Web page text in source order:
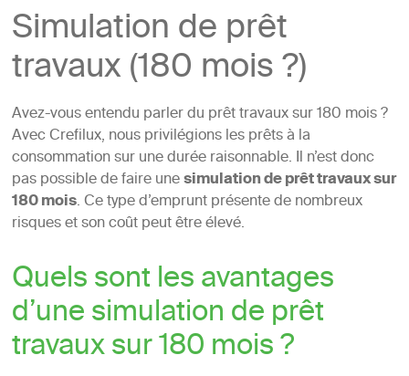
Simulation de prêt
travaux (180 mois ?)
Avez-vous entendu parler du prêt travaux sur 180 mois ?
Avec Crefilux, nous privilégions les prêts à la
consommation sur une durée raisonnable. Il n’est donc
pas possible de faire unesimulation de prêt travaux sur
180 mois. Ce type d’emprunt présente de nombreux
risques et son coût peut être élevé.
Quels sont les avantages
d’une simulation de prêt
travaux sur 180 mois ?